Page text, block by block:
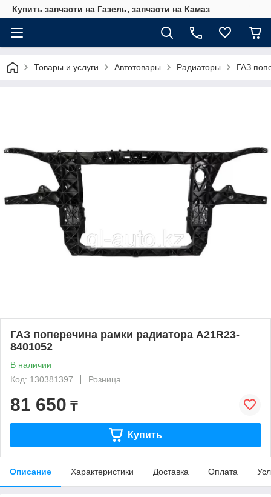
Купить запчасти на Газель, запчасти на Камаз
Товары и услуги Автотовары Радиаторы ГАЗ
ГАЗ поперечина рамки радиатора А21R23-
8401052
В наличии
Код: 130381397
Розница
81 650 ₸
Купить
Описание Характеристики Доставка Оплата